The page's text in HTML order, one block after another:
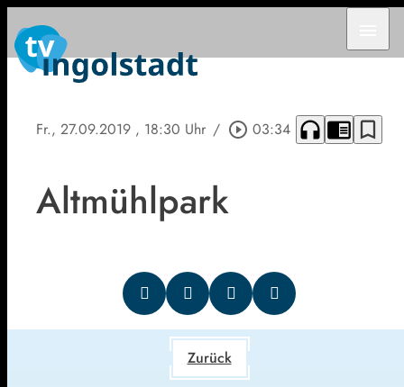
Fr., 27.09.2019 , 18:30 Uhr / play_circle_outline 03:34 headphones chrome_reader_mode bookmark_border
Altmühlpark
Zurück